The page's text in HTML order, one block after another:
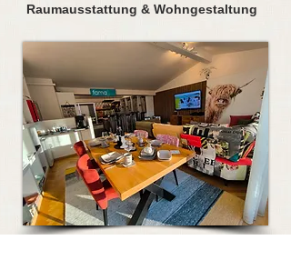
Raumausstattung & Wohngestaltung